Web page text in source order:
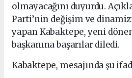
olmayacağını duyurdu.
Parti’nin değişim ve
yapan Kabaktepe, yeni
başkanına başarılar diledi.
Kabaktepe, mesajında şu